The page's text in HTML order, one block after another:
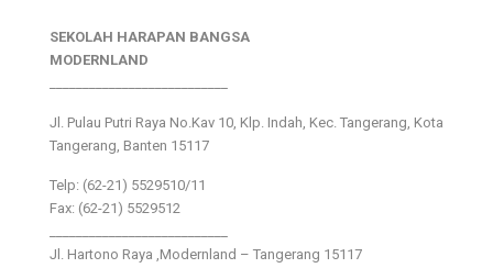
SEKOLAH HARAPAN BANGSA
MODERNLAND
Jl. Pulau Putri Raya No.Kav 10, Klp. Indah, Kec. Tangerang, Kota
Tangerang, Banten 15117
Telp: (62-21) 5529510/11
Fax: (62-21) 5529512
Jl. Hartono Raya ,Modernland – Tangerang 15117